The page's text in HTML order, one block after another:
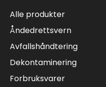
Alle produkter
Åndedrettsvern
Avfallshåndtering
Dekontaminering
Forbruksvarer